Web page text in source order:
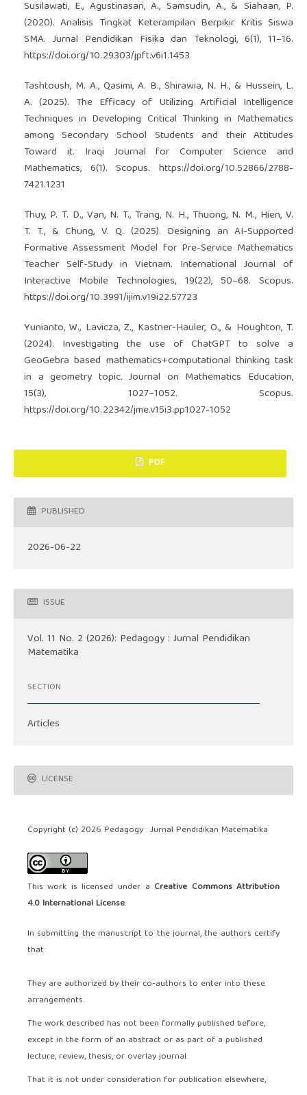
Susilawati, E., Agustinasari, A., Samsudin, A., & Siahaan, P.
(2020). Analisis Tingkat Keterampilan Berpikir Kritis Siswa
SMA. Jurnal Pendidikan Fisika dan Teknologi, 6(1), 11–16.
https://doi.org/10.29303/jpft.v6i1.1453
Tashtoush, M. A., Qasimi, A. B., Shirawia, N. H., & Hussein, L.
A. (2025). The Efficacy of Utilizing Artificial Intelligence
Techniques in Developing Critical Thinking in Mathematics
among Secondary School Students and their Attitudes
Toward it. Iraqi Journal for Computer Science and
Mathematics, 6(1). Scopus.https://doi.org/10.52866/2788-
7421.1231
Thuy, P. T. D., Van, N. T., Trang, N. H., Thuong, N. M., Hien, V.
T. T., & Chung, V. Q. (2025). Designing an AI-Supported
Formative Assessment Model for Pre-Service Mathematics
Teacher Self-Study in Vietnam. International Journal of
Interactive Mobile Technologies, 19(22), 50–68. Scopus.
https://doi.org/10.3991/ijim.v19i22.57723
Yunianto, W., Lavicza, Z., Kastner-Hauler, O., & Houghton, T.
(2024). Investigating the use of ChatGPT to solve a
GeoGebra based mathematics+computational thinking task
in a geometry topic. Journal on Mathematics Education,
15(3), 1027–1052. Scopus.
https://doi.org/10.22342/jme.v15i3.pp1027-1052
PDF
PUBLISHED
2026-06-22
ISSUE
Vol. 11 No. 2 (2026): Pedagogy : Jurnal Pendidikan
Matematika
SECTION
Articles
LICENSE
Copyright (c) 2026 Pedagogy : Jurnal Pendidikan Matematika
This work is licensed under a Creative Commons Attribution
4.0 International License.
In submitting the manuscript to the journal, the authors certify
that:
They are authorized by their co-authors to enter into these
arrangements.
The work described has not been formally published before,
except in the form of an abstract or as part of a published
lecture, review, thesis, or overlay journal.
That it is not under consideration for publication elsewhere,